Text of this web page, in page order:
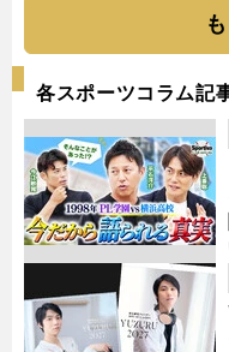
各スポーツコラム記